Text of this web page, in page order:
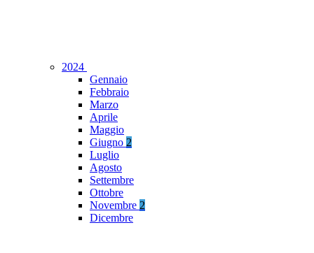
2024
Gennaio
Febbraio
Marzo
Aprile
Maggio
Giugno 2
Luglio
Agosto
Settembre
Ottobre
Novembre 2
Dicembre